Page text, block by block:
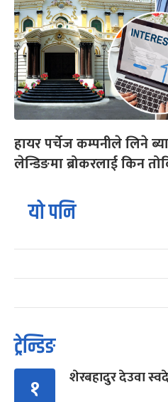
हायर पर्चेज कम्पनीले लिने
लेन्डिङमा ब्रोकरलाई किन
यो पनि
ट्रेन्डिङ
१ शेरबहादुर देउवा